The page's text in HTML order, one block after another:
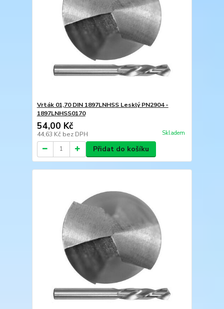
Vrták 01,70 DIN 1897LNHSS Lesklý PN2904 -
1897LNHSS0170
54,00 Kč
44,63 Kč bez DPH Skladem
Přidat do košíku